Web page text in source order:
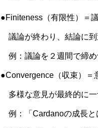
●Finiteness（有限性）＝
議論が終わり、結論に到
例：議論を２週間で締め
●Convergence（収束）＝
多様な意見が最終的に一
例：「Cardanoの成長と